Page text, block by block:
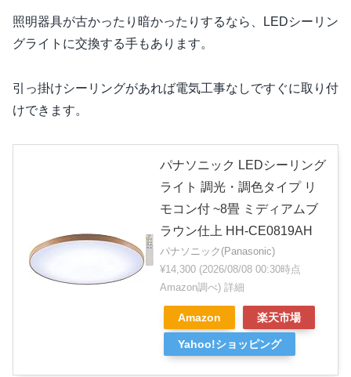
照明器具が古かったり暗かったりするなら、LEDシーリン
グライトに交換する手もあります。
引っ掛けシーリングがあれば電気工事なしですぐに取り付
けできます。
パナソニック LEDシーリング
ライト 調光・調色タイプ リ
モコン付 ~8畳 ミディアムブ
ラウン仕上 HH-CE0819AH
パナソニック(Panasonic)
¥14,300 (2026/08/08 00:30時点
Amazon調べ) 詳細
Amazon 楽天市場
Yahoo!ショッピング